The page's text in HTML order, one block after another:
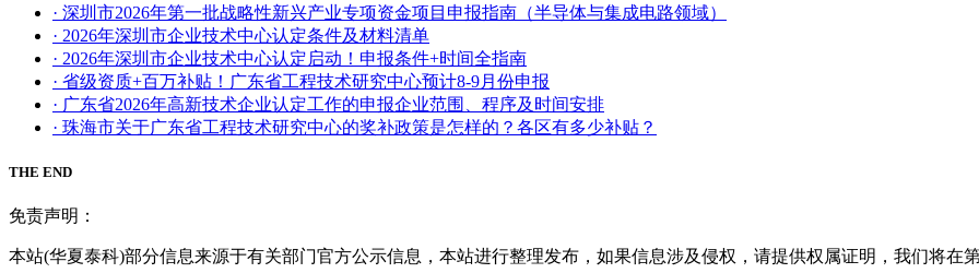
· 深圳市2026年第一批战略性新兴产业专项资金项目申报指南（半导体与集成电路领域）
· 2026年深圳市企业技术中心认定条件及材料清单
· 2026年深圳市企业技术中心认定启动！申报条件+时间全指南
· 省级资质+百万补贴！广东省工程技术研究中心预计8-9月份申报
· 广东省2026年高新技术企业认定工作的申报企业范围、程序及时间安排
· 珠海市关于广东省工程技术研究中心的奖补政策是怎样的？各区有多少补贴？
THE END
免责声明：
本站(华夏泰科)部分信息来源于有关部门官方公示信息，本站进行整理发布，如果信息涉及侵权，请提供权属证明，我们将在第